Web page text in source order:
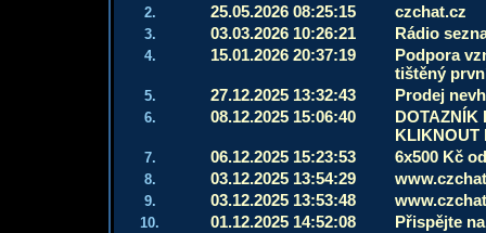
2. 25.05.2026 08:25:15 czchat.cz
3. 03.03.2026 10:26:21 Rádio
4. 15.01.2026 20:37:19
Podpora
tištěný
5. 27.12.2025 13:32:43 Prodej
6. 08.12.2025 15:06:40
DOTAZNÍK
KLIKNOUT
7. 06.12.2025 15:23:53 6x500 Kč
8. 03.12.2025 13:54:29
9. 03.12.2025 13:53:48
10. 01.12.2025 14:52:08 Přispějte